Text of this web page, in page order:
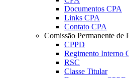
Documentos CPA
Links CPA
Contato CPA
Comissão Permanente de
CPPD
Regimento Interno
RSC
Classe Titular